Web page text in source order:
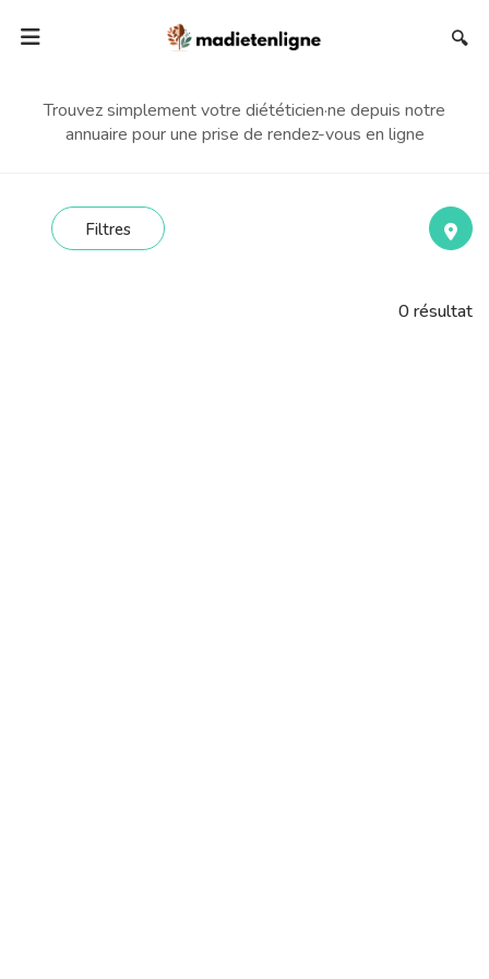
🔍
Trouvez simplement votre diététicien·ne depuis notre
annuaire pour une prise de rendez-vous en ligne
Filtres
0résultat